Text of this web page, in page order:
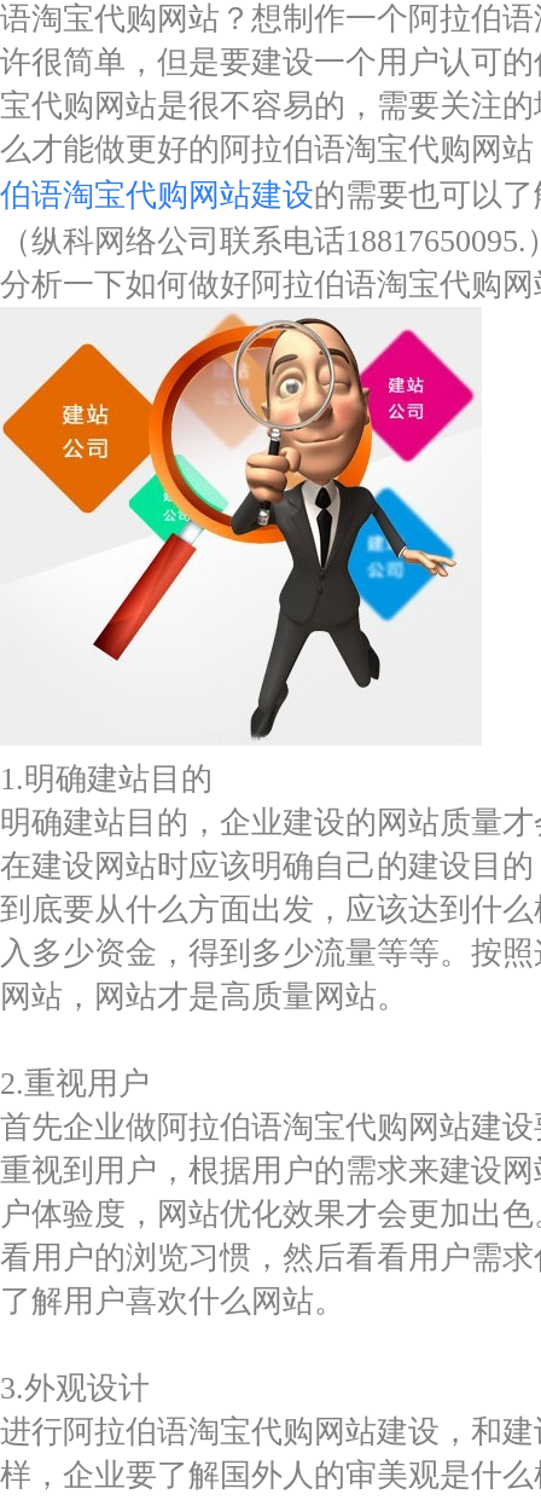
语淘宝代购网站？想制作一个阿拉伯
许很简单，但是要建设一个用户认可
宝代购网站是很不容易的，需要关注
么才能做更好的阿拉伯语淘宝代购网
伯语淘宝代购网站建设的需要也可以
（纵科网络公司联系电话
分析一下如何做好阿拉伯语淘宝代购
1.明确建站目的
明确建站目的，企业建设的网站质量
在建设网站时应该明确自己的建设目
到底要从什么方面出发，应该达到什
入多少资金，得到多少流量等等。按
网站，网站才是高质量网站。
2.重视用户
首先企业做阿拉伯语淘宝代购网站建
重视到用户，根据用户的需求来建设
户体验度，网站优化效果才会更加出
看用户的浏览习惯，然后看看用户需
了解用户喜欢什么网站。
3.外观设计
进行阿拉伯语淘宝代购网站建设，和
样，企业要了解国外人的审美观是什